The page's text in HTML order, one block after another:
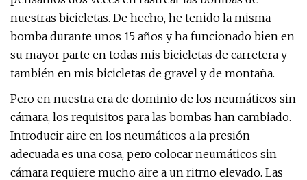
nuestras bicicletas. De hecho, he tenido la misma
bomba durante unos 15 años y ha funcionado bien en
su mayor parte en todas mis bicicletas de carretera y
también en mis bicicletas de gravel y de montaña.
Pero en nuestra era de dominio de los neumáticos sin
cámara, los requisitos para las bombas han cambiado.
Introducir aire en los neumáticos a la presión
adecuada es una cosa, pero colocar neumáticos sin
cámara requiere mucho aire a un ritmo elevado. Las